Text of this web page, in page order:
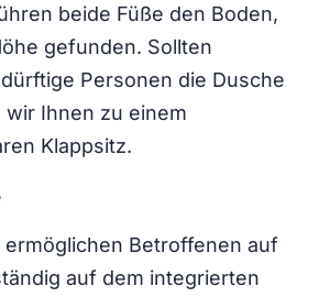
beide Füße den Boden,
gefunden. Sollten
Personen die Dusche
Ihnen zu einem
Klappsitz.
Betroffenen auf
auf dem integrierten